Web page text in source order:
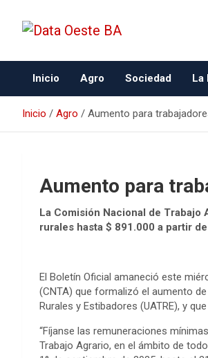
Data Oeste BA
Inicio Agro Sociedad La
Inicio Agro Aumento para
Aumento para
La Comisión Nacional de
rurales hasta $ 891.000 a partir
El Boletín Oficial amaneció este
(CNTA) que formalizó el aumento
Rurales y Estibadores (UATRE), y
“Fíjanse las remuneraciones
Trabajo Agrario, en el ámbito de